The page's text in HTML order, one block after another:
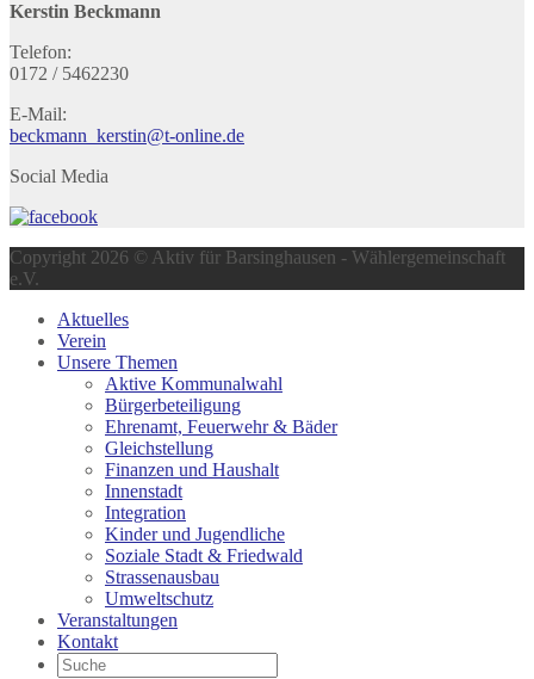
Kerstin Beckmann
Telefon:
0172 / 5462230
E-Mail:
beckmann_kerstin@t-online.de
Social Media
Copyright 2026 © Aktiv für Barsinghausen - Wählergemeinschaft
e.V.
Aktuelles
Verein
Unsere Themen
Aktive Kommunalwahl
Bürgerbeteiligung
Ehrenamt, Feuerwehr & Bäder
Gleichstellung
Finanzen und Haushalt
Innenstadt
Integration
Kinder und Jugendliche
Soziale Stadt & Friedwald
Strassenausbau
Umweltschutz
Veranstaltungen
Kontakt